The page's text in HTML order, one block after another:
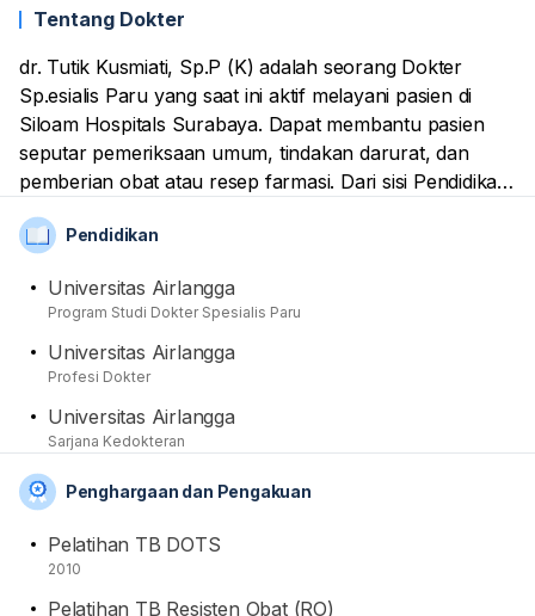
Tentang Dokter
dr. Tutik Kusmiati, Sp.P (K) adalah seorang Dokter
Sp.esialis Paru yang saat ini aktif melayani pasien di
Siloam Hospitals Surabaya. Dapat membantu pasien
seputar pemeriksaan umum, tindakan darurat, dan
pemberian obat atau resep farmasi. Dari sisi Pendidikan,
Dia telah mendapatkan mendapatkan gelar spesialisnya
di Universitas Airlangga. Sebagai dokter professional,
Dokter Indonesia (IDI) dan Perhimpunan Dokter Paru
Indonesia (PDPI).
Pendidikan
Universitas Airlangga
Program Studi Dokter Spesialis Paru
Universitas Airlangga
Profesi Dokter
Universitas Airlangga
Sarjana Kedokteran
Penghargaan dan Pengakuan
Pelatihan TB DOTS
2010
Pelatihan TB Resisten Obat (RO)